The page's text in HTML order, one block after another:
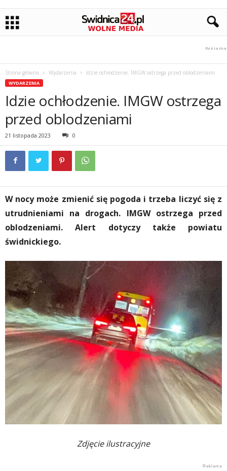
Strona główna Wydarzenia Idzie ochłodzenie. IMGW ostrzega przed oblodzeniami
WYDARZENIA
Idzie ochłodzenie. IMGW ostrzega
przed oblodzeniami
21 listopada 2023 0
W nocy może zmienić się pogoda i trzeba liczyć się z
utrudnieniami na drogach. IMGW ostrzega przed
oblodzeniami. Alert dotyczy także powiatu
świdnickiego.
Zdjęcie ilustracyjne